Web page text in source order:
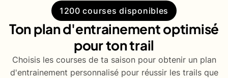
1200 courses disponibles
Ton plan d'entrainement optimisé
pour ton trail
Choisis les courses de ta saison pour obtenir un plan
d'entrainement personnalisé pour réussir les trails que